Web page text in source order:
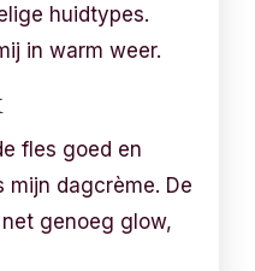
huidtypes.
in warm weer.
fles goed en
mijn dagcrème. De
genoeg glow,